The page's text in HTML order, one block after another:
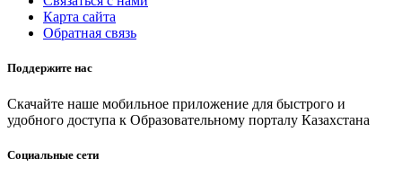
Карта сайта
Обратная связь
Поддержите нас
Скачайте наше мобильное приложение для быстрого и
удобного доступа к Образовательному порталу Казахстана
Социальные сети